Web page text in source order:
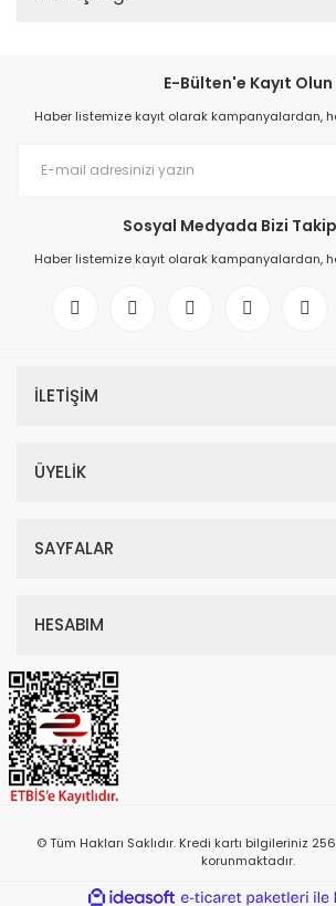
E-Bülten'e Kayıt Olun
Haber listemize kayıt olarak kampanyalardan,
Sosyal Medyada Bizi
Haber listemize kayıt olarak kampanyalardan,
İLETİŞİM
ÜYELİK
SAYFALAR
HESABIM
© Tüm Hakları Saklıdır. Kredi kartı bilgileriniz
korunmaktadır.
ideasoft e-